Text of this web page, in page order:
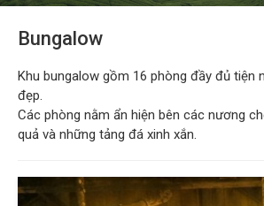
Bungalow
Khu bungalow gồm 16 phòng đầy đủ tiện
đẹp.
Các phòng nằm ẩn hiện bên các nương
quả và những tảng đá xinh xắn.